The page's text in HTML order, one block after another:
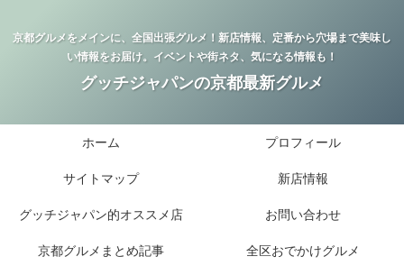
京都グルメをメインに、全国出張グルメ！新店情報、定番から穴場まで美味し
い情報をお届け。イベントや街ネタ、気になる情報も！
グッチジャパンの京都最新グルメ
ホーム プロフィール
サイトマップ 新店情報
グッチジャパン的オススメ店 お問い合わせ
京都グルメまとめ記事 全区おでかけグルメ